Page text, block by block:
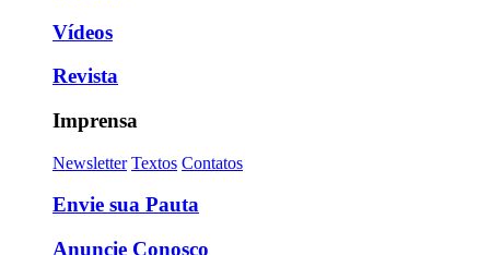
Vídeos
Revista
Imprensa
Newsletter Textos Contatos
Envie sua Pauta
Anuncie Conosco